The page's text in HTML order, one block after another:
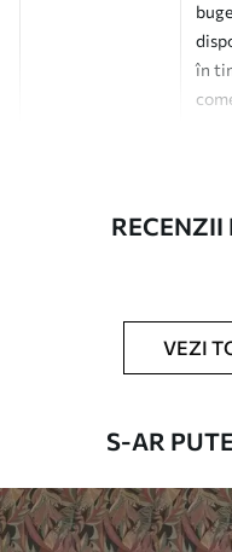
în
articolului
suplimentare
Curățare
Se
RECENZII
VEZI
S-AR